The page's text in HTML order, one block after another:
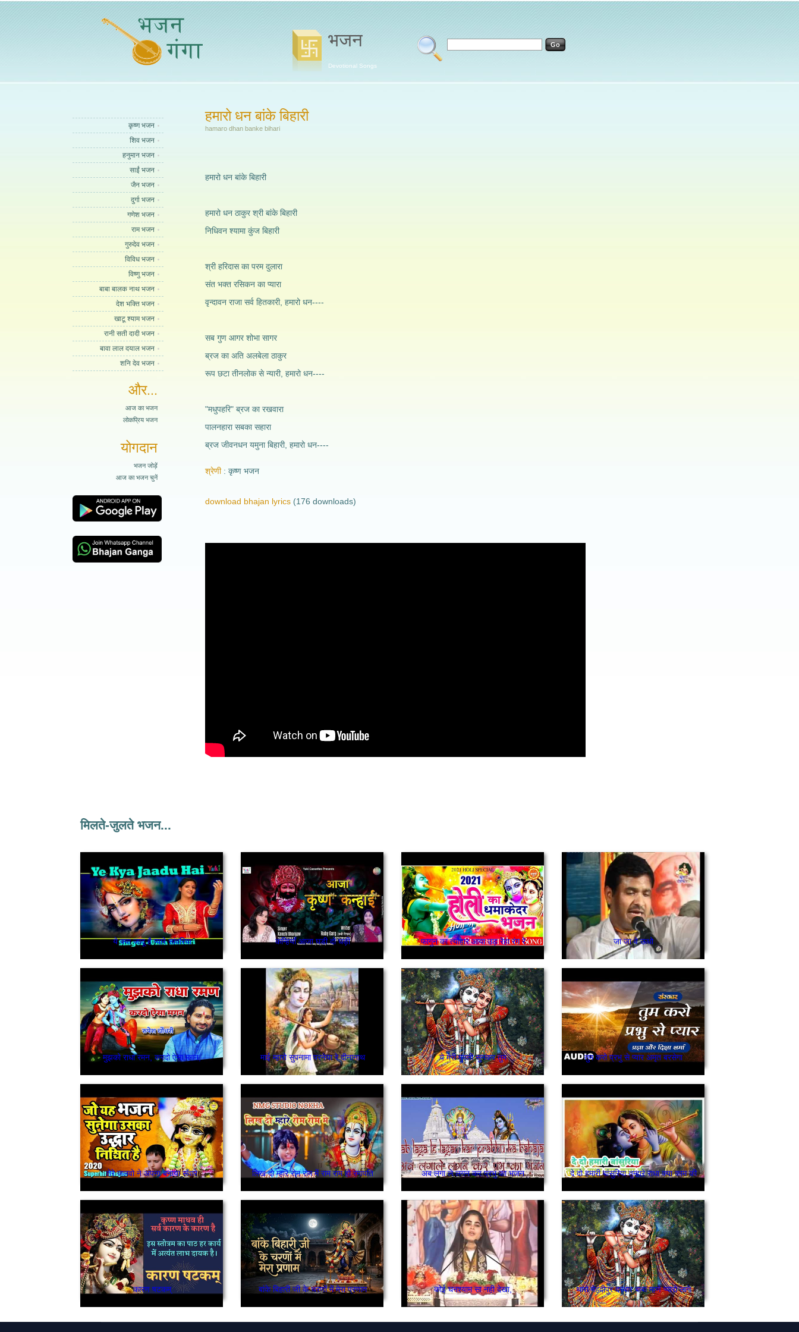
भजन
Devotional Songs
कृष्ण भजन
शिव भजन
हनुमान भजन
साईं भजन
जैन भजन
दुर्गा भजन
गणेश भजन
राम भजन
गुरुदेव भजन
विविध भजन
विष्णु भजन
बाबा बालक नाथ भजन
देश भक्ति भजन
खाटू श्याम भजन
रानी सती दादी भजन
बावा लाल दयाल भजन
शनि देव भजन
और...
आज का भजन
लोकप्रिय भजन
योगदान
भजन जोड़ें
आज का भजन चुनें
हमारो धन बांके बिहारी
hamaro dhan banke bihari
हमारो धन बांके बिहारी
हमारो धन ठाकुर श्री बांके बिहारी
निधिवन श्यामा कुंज बिहारी
श्री हरिदास का परम दुलारा
संत भक्त रसिकन का प्यारा
वृन्दावन राजा सर्व हितकारी, हमारो धन----
सब गुण आगर शोभा सागर
ब्रज का अति अलबेला ठाकुर
रूप छटा तीनलोक से न्यारी, हमारो धन----
"मधुपहरि" ब्रज का रखवारा
पालनहारा सबका सहारा
ब्रज जीवनधन यमुना बिहारी, हमारो धन----
श्रेणी कृष्ण भजन
download bhajan lyrics (176 downloads)
मिलते-जुलते भजन...
ये क्या जादू है प्यारे सांवरिया कन्हियाँ आजा घडी दो घड़ी फागुन का त्यौहार आया उड़ रेहा रंग रे जा जा वे ऊधो
मुझको राधा रमन, करदो ऐसा मगन, माई म्हारो सुपनामा परनेया रे दीनानाथ ये मेरी मुरली सुनकर तुम तुम करो प्रभु से प्यार अमृत बरसेगा
तेरे जलवो ने अपना बनाया सँवारे लिख दो म्हारे रोम रोम में राम राम हो रमापति अब लगा ले लगन कर प्रभु का भजन दे दो हमारी बांसुरिया तुम्हारे राधा क्या काम की
कारण षटकम् बांके बिहारी जी के चरणों में मेरा प्रणाम कोई घनश्याम सा नही देखा, थारो मेहंदीपुर दरबार बाबा म्हणे प्यारो लागे